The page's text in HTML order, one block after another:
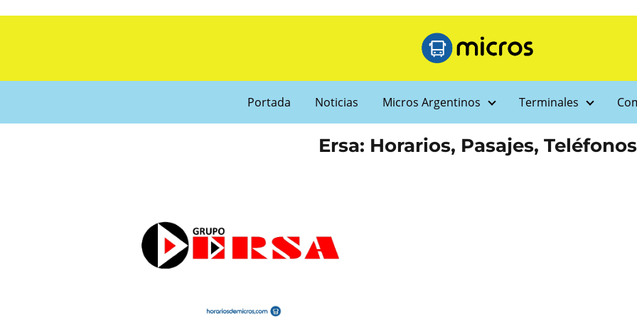
Portada Noticias Micros Argentinos Terminales
Ersa: Horarios, Pasajes, Teléfonos